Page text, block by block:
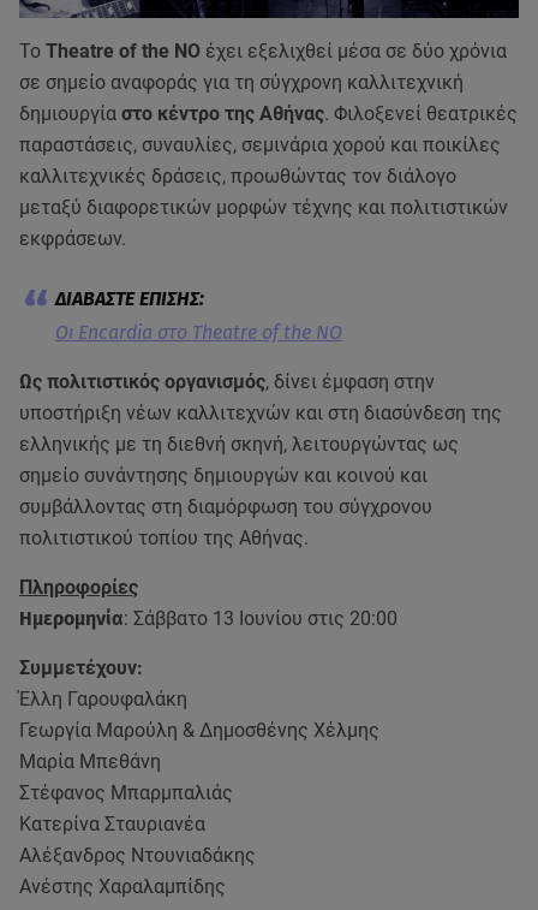
Το Theatre of the NO έχει εξελιχθεί μέσα σε δύο χρόνια
σε σημείο αναφοράς για τη σύγχρονη καλλιτεχνική
δημιουργία στο κέντρο της Αθήνας. Φιλοξενεί θεατρικές
παραστάσεις, συναυλίες, σεμινάρια χορού και ποικίλες
καλλιτεχνικές δράσεις, προωθώντας τον διάλογο
μεταξύ διαφορετικών μορφών τέχνης και πολιτιστικών
εκφράσεων.
Οι Encardia στο Theatre of the NO
Ως πολιτιστικός οργανισμός, δίνει έμφαση στην
υποστήριξη νέων καλλιτεχνών και στη διασύνδεση της
ελληνικής με τη διεθνή σκηνή, λειτουργώντας ως
σημείο συνάντησης δημιουργών και κοινού και
συμβάλλοντας στη διαμόρφωση του σύγχρονου
πολιτιστικού τοπίου της Αθήνας.
Πληροφορίες
Ημερομηνία: Σάββατο 13 Ιουνίου στις 20:00
Συμμετέχουν:
Έλλη Γαρουφαλάκη
Γεωργία Μαρούλη & Δημοσθένης Χέλμης
Μαρία Μπεθάνη
Στέφανος Μπαρμπαλιάς
Κατερίνα Σταυριανέα
Αλέξανδρος Ντουνιαδάκης
Ανέστης Χαραλαμπίδης